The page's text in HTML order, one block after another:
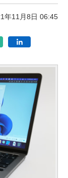
年11月8日 06:45